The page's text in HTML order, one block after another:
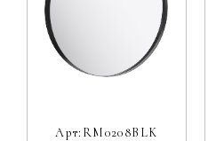
Вес мебели, кг
23.6
Вес умывальника, кг
Арт:RM0208BLK